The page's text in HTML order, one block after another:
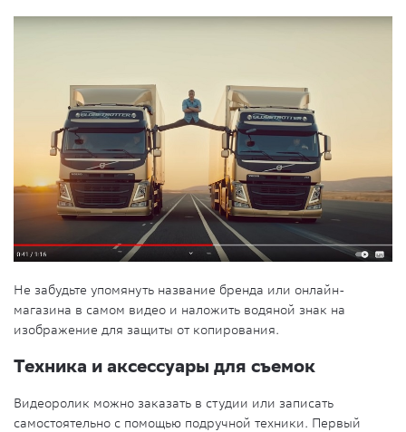
Не забудьте упомянуть название бренда или онлайн-
магазина в самом видео и наложить водяной знак на
изображение для защиты от копирования.
Техника и аксессуары для съемок
Видеоролик можно заказать в студии или записать
самостоятельно с помощью подручной техники. Первый